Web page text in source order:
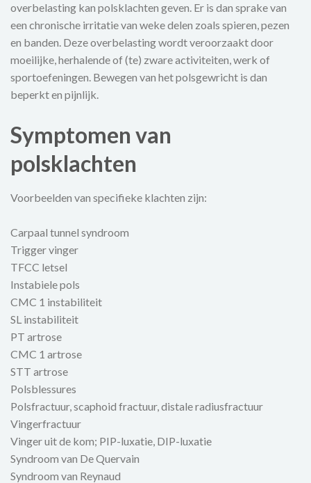
overbelasting kan polsklachten geven. Er is dan sprake van
een chronische irritatie van weke delen zoals spieren, pezen
en banden. Deze overbelasting wordt veroorzaakt door
moeilijke, herhalende of (te) zware activiteiten, werk of
sportoefeningen. Bewegen van het polsgewricht is dan
beperkt en pijnlijk.
Symptomen van
polsklachten
Voorbeelden van specifieke klachten zijn:
Carpaal tunnel syndroom
Trigger vinger
TFCC letsel
Instabiele pols
CMC 1 instabiliteit
SL instabiliteit
PT artrose
CMC 1 artrose
STT artrose
Polsblessures
Polsfractuur, scaphoid fractuur, distale radiusfractuur
Vingerfractuur
Vinger uit de kom; PIP-luxatie, DIP-luxatie
Syndroom van De Quervain
Syndroom van Reynaud